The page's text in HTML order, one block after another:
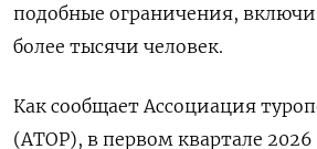
подобные ограничения,
более тысячи человек.
Как сообщает Ассоциация
(АТОР), в первом квартале 2026